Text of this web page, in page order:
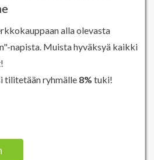
alla olevasta
napista. Muista hyväksyä kaikki
tilitetään ryhmälle 8% tuki!